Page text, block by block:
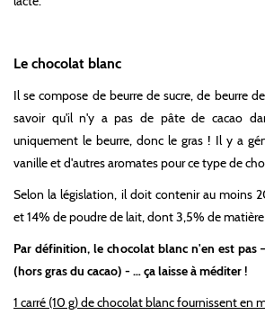
Le chocolat blanc
Il se compose de beurre de sucre, de beurre
savoir qu'il n'y a pas de pâte de cacao
uniquement le beurre, donc le gras ! Il y a
vanille et d'autres aromates pour ce type de
Selon la législation, il doit contenir au moins
et 14% de poudre de lait, dont 3,5% de matière
Par définition, le chocolat blanc n'en est pas
(hors gras du cacao) - … ça laisse à méditer !
1 carré (10 g) de chocolat blanc fournissent en